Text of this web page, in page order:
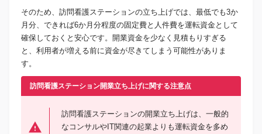
そのため、訪問看護ステーションの立ち上げでは、最低でも3か
月分、できれば6か月分程度の固定費と人件費を運転資金として
確保しておくと安心です。開業資金を少なく見積もりすぎる
と、利用者が増える前に資金が尽きてしまう可能性がありま
す。
訪問看護ステーション開業立ち上げに関する注意点
訪問看護ステーションの開業立ち上げは、一般的
なコンサルやIT関連の起業よりも運転資金を多め